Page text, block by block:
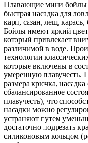
Плавающие мини бойлы
быстрая насадка для
карп, сазан, лещ,
Бойлы имеют яркий
который привлекает
различимой в воде.
технологии
которые включены в
умеренную плавучесть.
размера крючка,
сбалансированное
плавучесть), что
насадки можно
устраняют путем
достаточно подрезать
силиконовым кольцом